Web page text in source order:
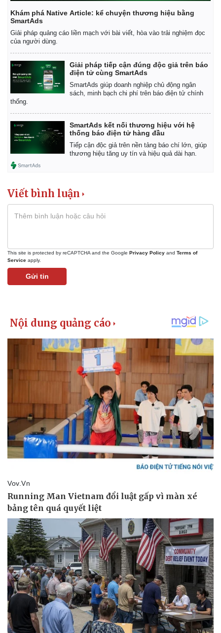
Bất động sản
Thị trường
Giá vàng
Tiêu dùng
Tỷ giá
Chứng khoán
Giá cà phê
Khám phá Native Article: kể chuyện thương hiệu bằng
SmartAds
Giải pháp quảng cáo liền mạch với bài viết, hòa vào trải nghiệm đọc
của người dùng.
Giải pháp tiếp cận đúng độc giả trên báo
điện tử cùng SmartAds
SmartAds giúp doanh nghiệp chủ động ngân
sách, minh bạch chi phí trên báo điện tử chính
thống.
SmartAds kết nối thương hiệu với hệ
thống báo điện tử hàng đầu
Tiếp cận độc giả trên nền tảng báo chí lớn, giúp
thương hiệu tăng uy tín và hiệu quả dài hạn.
Viết bình luận
This site is protected by reCAPTCHA and the Google Privacy Policy and Terms of
Service apply.
Gửi tin